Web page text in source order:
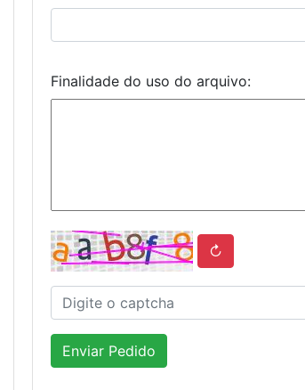
Finalidade do uso do arquivo:
↻
Enviar Pedido